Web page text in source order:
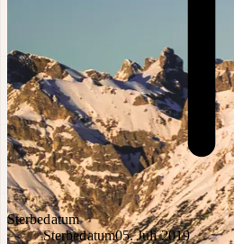
Sterbedatum
Sterbedatum05. Juli 2019